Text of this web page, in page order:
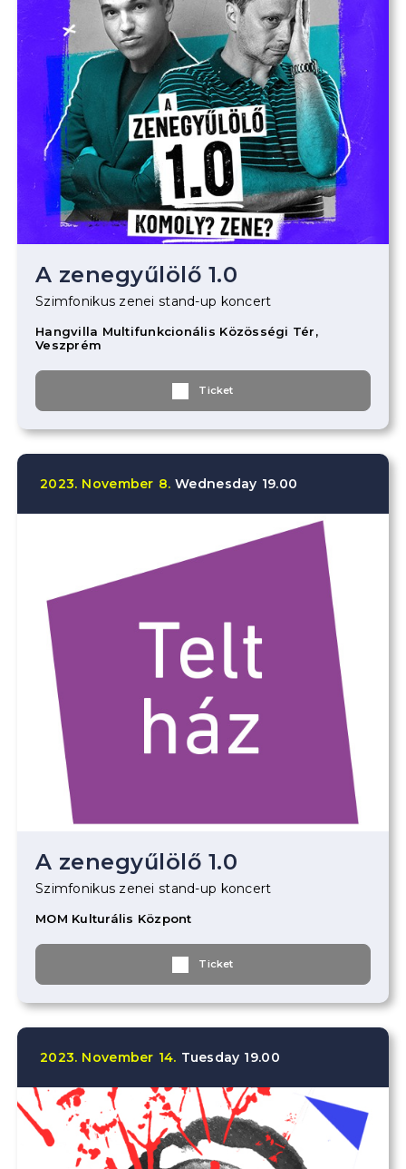
A zenegyűlölő 1.0
Szimfonikus zenei stand-up koncert
Hangvilla Multifunkcionális Közösségi Tér,
Veszprém
Ticket
2023. November 8. Wednesday 19.00
A zenegyűlölő 1.0
Szimfonikus zenei stand-up koncert
MOM Kulturális Központ
Ticket
2023. November 14. Tuesday 19.00